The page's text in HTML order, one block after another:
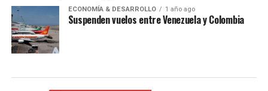
ECONOMÍA & DESARROLLO 1 año ago
Suspenden vuelos entre Venezuela y Colombia